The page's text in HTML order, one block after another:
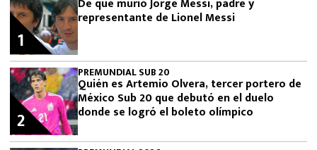
De qué murió Jorge Messi, padre y
representante de Lionel Messi
1
PREMUNDIAL SUB 20
Quién es Artemio Olvera, tercer portero de
México Sub 20 que debutó en el duelo
donde se logró el boleto olímpico
2